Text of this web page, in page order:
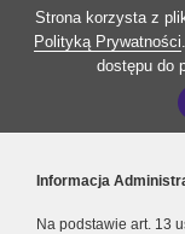
Strona korzysta z
Polityką Prywatności
dostępu do
Informacja
Na podstawie art. 13